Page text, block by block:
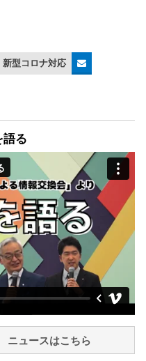
新型コロナ対応
る
ニュースはこちら